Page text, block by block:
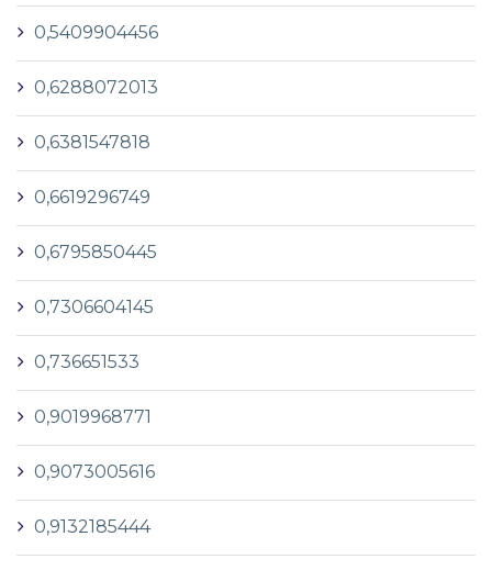
0,5409904456
0,6288072013
0,6381547818
0,6619296749
0,6795850445
0,7306604145
0,736651533
0,9019968771
0,9073005616
0,9132185444